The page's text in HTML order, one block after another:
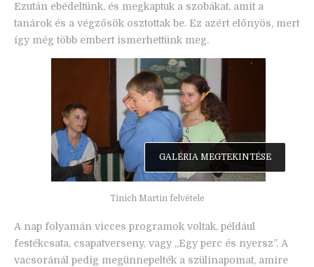
Ezután ebédeltünk, és megkaptuk a szobákat, amit a
tanárok és a végzősök osztottak be. Ez azért előnyös, mert
így még több embert ismerhettünk meg.
Tinich Martin felvétele
GALÉRIA MEGTEKINTÉSE
A nap folyamán vicces programok voltak, például
festékcsata, csapatverseny, vagy „Egy perc és nyersz”. A
vacsoránál pedig megünnepelték a szülinapomat, amire